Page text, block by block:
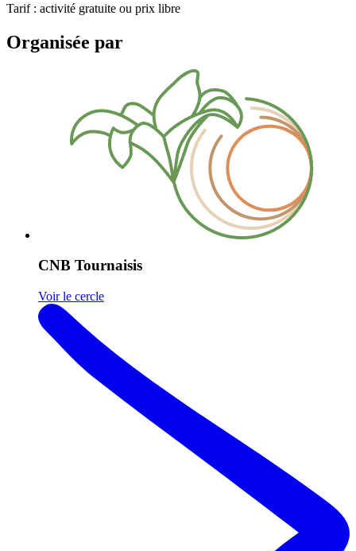
Tarif : activité gratuite ou prix libre
Organisée par
CNB Tournaisis
Voir le cercle